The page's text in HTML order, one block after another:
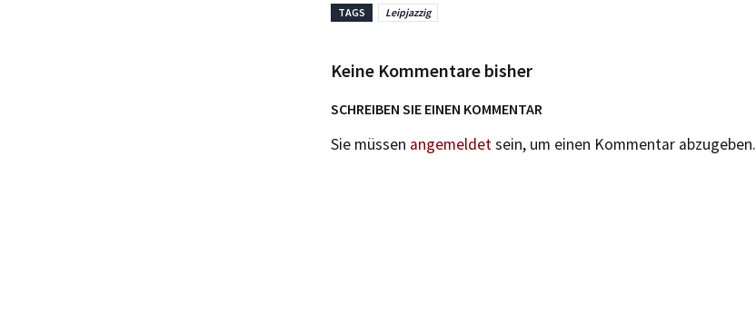
TAGS Leipjazzig
Keine Kommentare bisher
SCHREIBEN SIE EINEN KOMMENTAR
Sie müssen angemeldetsein, um einen Kommentar abzugeben.